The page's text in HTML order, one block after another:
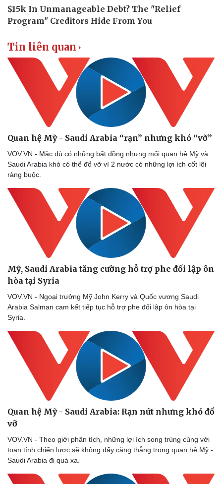
Tin liên quan
Quan hệ Mỹ - Saudi Arabia “rạn” nhưng khó “vỡ”
VOV.VN - Mặc dù có những bất đồng nhưng mối quan hệ Mỹ và
Saudi Arabia khó có thể đổ vỡ vì 2 nước có những lợi ích cốt lõi
ràng buộc.
Mỹ, Saudi Arabia tăng cường hỗ trợ phe đối lập ôn
hòa tại Syria
VOV.VN - Ngoại trưởng Mỹ John Kerry và Quốc vương Saudi
Arabia Salman cam kết tiếp tục hỗ trợ phe đối lập ôn hòa tại
Syria.
Quan hệ Mỹ - Saudi Arabia: Rạn nứt nhưng khó đổ
vỡ
VOV.VN - Theo giới phân tích, những lợi ích song trùng cùng với
toan tính chiến lược sẽ không đẩy căng thẳng trong quan hệ Mỹ -
Saudi Arabia đi quá xa.